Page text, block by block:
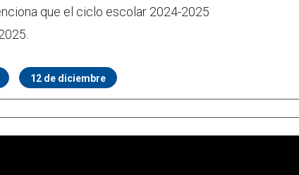
que el ciclo escolar 2024-2025
12 de diciembre